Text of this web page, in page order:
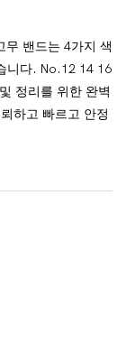
무 밴드는 4가지 색
니다. No.12 14 16
정리를 위한 완벽
하고 빠르고 안정